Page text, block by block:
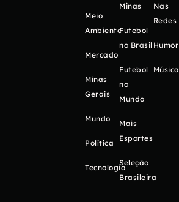
Meio
Ambiente
Mercado
Minas
Gerais
Mundo
Política
Tecnologia
Minas
Futebol
no Brasil
Futebol
no
Mundo
Mais
Esportes
Seleção
Brasileira
Nas
Redes
Humor
Música